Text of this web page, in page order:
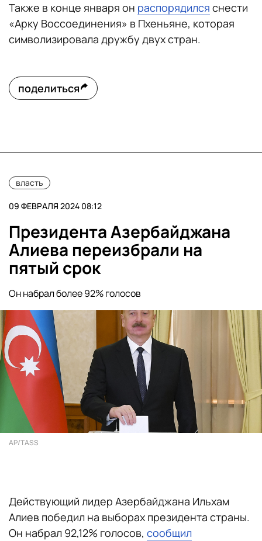
Также в конце января он распорядился снести
«Арку Воссоединения» в Пхеньяне, которая
символизировала дружбу двух стран.
поделиться
власть
09 ФЕВРАЛЯ 2024 08:12
Президента Азербайджана
Алиева переизбрали на
пятый срок
Он набрал более 92% голосов
AP/TASS
Действующий лидер Азербайджана Ильхам
Алиев победил на выборах президента страны.
Он набрал 92,12% голосов, сообщил